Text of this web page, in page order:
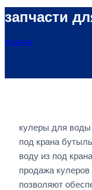
запчасти
ГЛАВНАЯ
кулеры для воды
под крана
воду из под
продажа
позволяют